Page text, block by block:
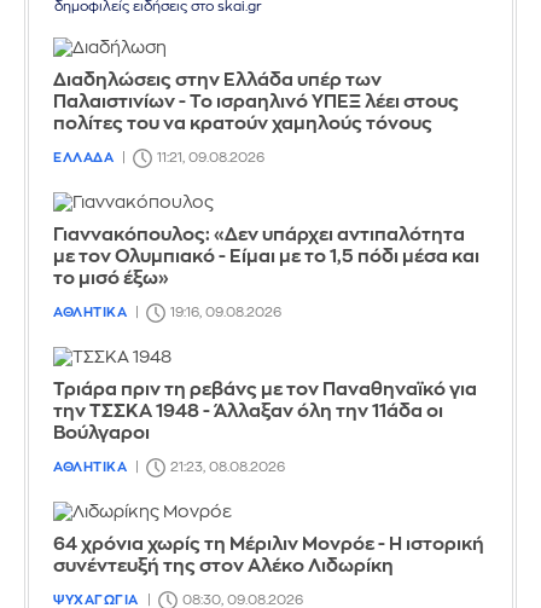
δημοφιλείς ειδήσεις στο skai.gr
Διαδηλώσεις στην Ελλάδα υπέρ των
Παλαιστινίων - Το ισραηλινό ΥΠΕΞ λέει στους
πολίτες του να κρατούν χαμηλούς τόνους
ΕΛΛΑΔΑ 11:21, 09.08.2026
Γιαννακόπουλος: «Δεν υπάρχει αντιπαλότητα
με τον Ολυμπιακό - Είμαι με το 1,5 πόδι μέσα και
το μισό έξω»
ΑΘΛΗΤΙΚΑ 19:16, 09.08.2026
Τριάρα πριν τη ρεβάνς με τον Παναθηναϊκό για
την ΤΣΣΚΑ 1948 - Άλλαξαν όλη την 11άδα οι
Βούλγαροι
ΑΘΛΗΤΙΚΑ 21:23, 08.08.2026
64 χρόνια χωρίς τη Μέριλιν Μονρόε - Η ιστορική
συνέντευξή της στον Αλέκο Λιδωρίκη
ΨΥΧΑΓΩΓΙΑ 08:30, 09.08.2026